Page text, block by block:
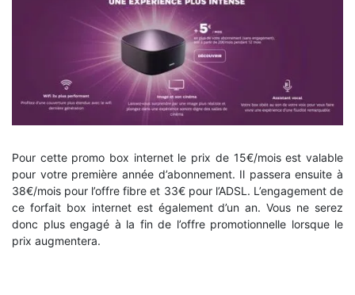
Pour cette promo box internet le prix de 15€/mois est valable
pour votre première année d’abonnement. Il passera ensuite à
38€/mois pour l’offre fibre et 33€ pour l’ADSL. L’engagement de
ce forfait box internet est également d’un an. Vous ne serez
donc plus engagé à la fin de l’offre promotionnelle lorsque le
prix augmentera.